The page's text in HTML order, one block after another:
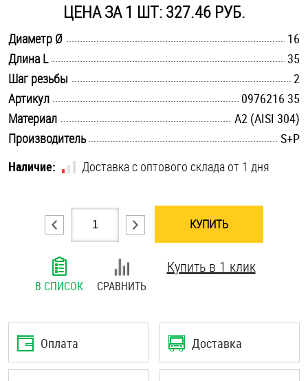
Саморезы и шурупы
Стопорные кольца
Такелаж
Хомуты
Шайбы
Шпильки
Шплинты
Штифты и пальцы
ЦЕНА ЗА 1 ШТ: 327.46 РУБ.
Диаметр Ø
16
Длина L
35
Шаг резьбы
2
Артикул
0976216 35
Материал
А2 (AISI 304)
Производитель
S+P
Наличие:
Доставка с оптового склада от 1 дня
КУПИТЬ
В СПИСОК СРАВНИТЬ
Купить в 1 клик
Оплата Доставка